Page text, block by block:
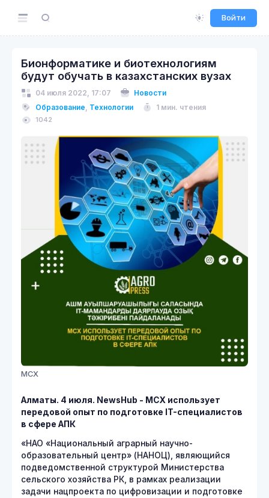
Войти
Бионформатике и биотехнологиям
будут обучать в казахстанских вузах
04 июля 2022, 17:07
Новости
Образование, Технологии 1 мин. чтения
1042
МСХ
Алматы. 4 июля. NewsHub - МСХ использует
передовой опыт по подготовке IT-специалистов
в сфере АПК
«НАО «Национальный аграрный научно-
образовательный центр» (НАНОЦ), являющийся
подведомственной структурой Министерства
сельского хозяйства РК, в рамках реализации
задачи нацпроекта по цифровизации и подготовке